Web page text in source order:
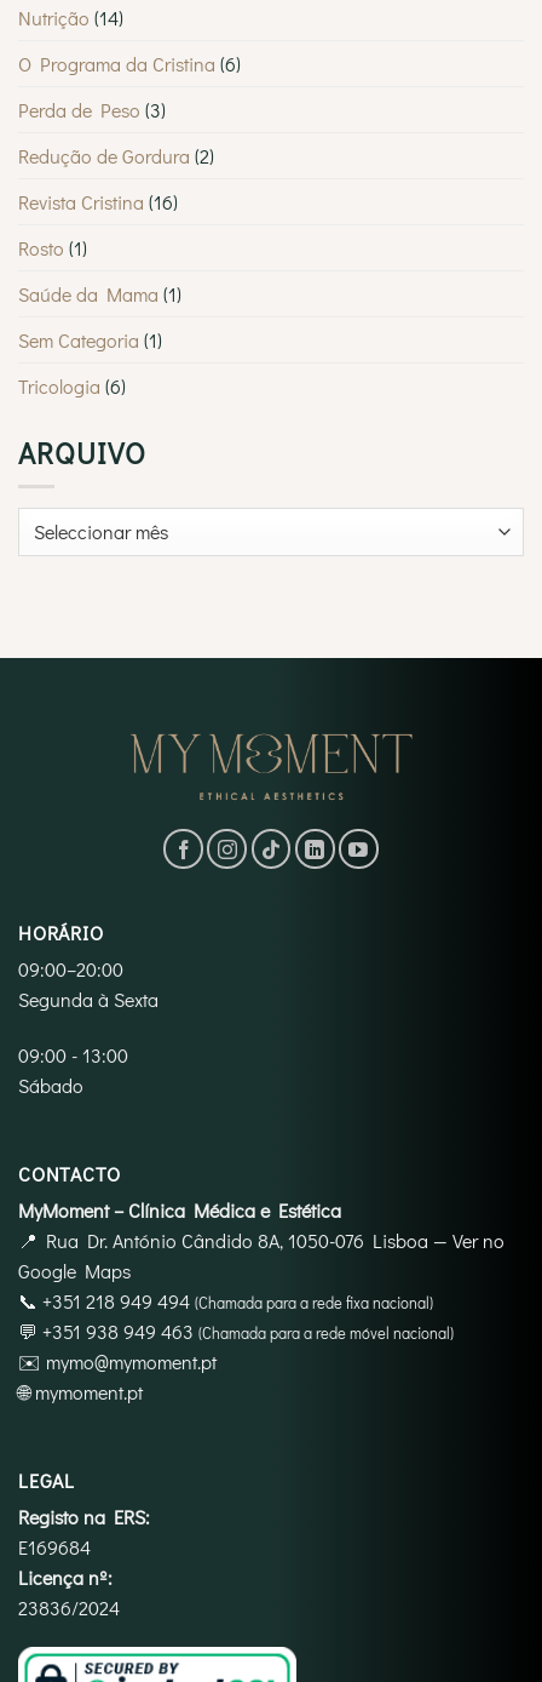
Nutrição (14)
O Programa da Cristina (6)
Perda de Peso (3)
Redução de Gordura (2)
Revista Cristina (16)
Rosto (1)
Saúde da Mama (1)
Sem Categoria (1)
Tricologia (6)
ARQUIVO
Arquivo
HORÁRIO
09:00–20:00
Segunda à Sexta
09:00 - 13:00
Sábado
CONTACTO
MyMoment – Clínica Médica e Estética
📍 Rua Dr. António Cândido 8A, 1050-076 Lisboa — Ver no
Google Maps
📞 +351 218 949 494 (Chamada para a rede fixa nacional)
💬 +351 938 949 463 (Chamada para a rede móvel nacional)
✉️ mymo@mymoment.pt
🌐mymoment.pt
LEGAL
Registo na ERS:
E169684
Licença nº:
23836/2024